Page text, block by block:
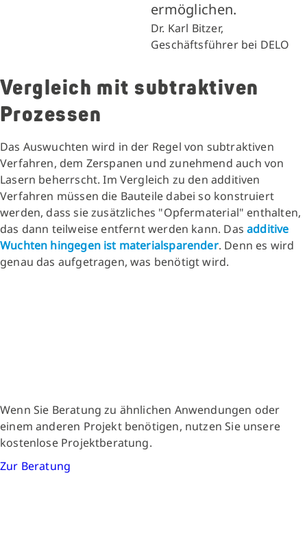
ermöglichen.
Dr. Karl Bitzer,
Geschäftsführer bei DELO
Vergleich mit subtraktiven
Prozessen
Das Auswuchten wird in der Regel von subtraktiven
Verfahren, dem Zerspanen und zunehmend auch von
Lasern beherrscht. Im Vergleich zu den additiven
Verfahren müssen die Bauteile dabei so konstruiert
werden, dass sie zusätzliches "Opfermaterial" enthalten,
das dann teilweise entfernt werden kann. Dasadditive
Wuchten hingegen ist materialsparender. Denn es wird
genau das aufgetragen, was benötigt wird.
Wenn Sie Beratung zu ähnlichen Anwendungen oder
einem anderen Projekt benötigen, nutzen Sie unsere
kostenlose Projektberatung.
Zur Beratung